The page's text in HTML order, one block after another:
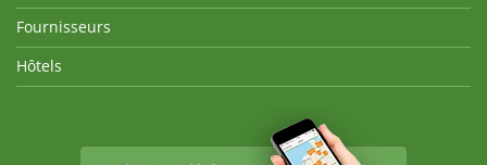
Fournisseurs
Hôtels